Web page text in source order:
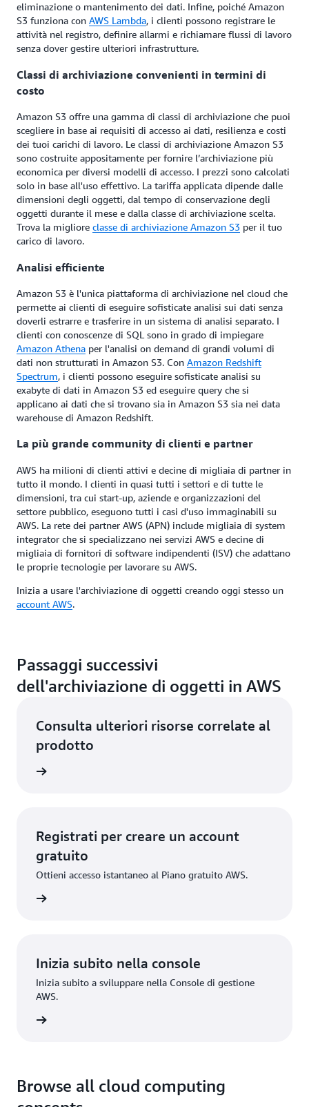
eliminazione o mantenimento dei dati. Infine, poiché Amazon
S3 funziona con AWS Lambda, i clienti possono registrare le
attività nel registro, definire allarmi e richiamare flussi di lavoro
senza dover gestire ulteriori infrastrutture.
Classi di archiviazione convenienti in termini di
costo
Amazon S3 offre una gamma di classi di archiviazione che puoi
scegliere in base ai requisiti di accesso ai dati, resilienza e costi
dei tuoi carichi di lavoro. Le classi di archiviazione Amazon S3
sono costruite appositamente per fornire l’archiviazione più
economica per diversi modelli di accesso. I prezzi sono calcolati
solo in base all'uso effettivo. La tariffa applicata dipende dalle
dimensioni degli oggetti, dal tempo di conservazione degli
oggetti durante il mese e dalla classe di archiviazione scelta.
Trova la migliore classe di archiviazione Amazon S3 per il tuo
carico di lavoro.
Analisi efficiente
Amazon S3 è l'unica piattaforma di archiviazione nel cloud che
permette ai clienti di eseguire sofisticate analisi sui dati senza
doverli estrarre e trasferire in un sistema di analisi separato. I
clienti con conoscenze di SQL sono in grado di impiegare
Amazon Athena per l'analisi on demand di grandi volumi di
dati non strutturati in Amazon S3. Con Amazon Redshift
Spectrum, i clienti possono eseguire sofisticate analisi su
exabyte di dati in Amazon S3 ed eseguire query che si
applicano ai dati che si trovano sia in Amazon S3 sia nei data
warehouse di Amazon Redshift.
La più grande community di clienti e partner
AWS ha milioni di clienti attivi e decine di migliaia di partner in
tutto il mondo. I clienti in quasi tutti i settori e di tutte le
dimensioni, tra cui start-up, aziende e organizzazioni del
settore pubblico, eseguono tutti i casi d'uso immaginabili su
AWS. La rete dei partner AWS (APN) include migliaia di system
integrator che si specializzano nei servizi AWS e decine di
migliaia di fornitori di software indipendenti (ISV) che adattano
le proprie tecnologie per lavorare su AWS.
Inizia a usare l'archiviazione di oggetti creando oggi stesso un
account AWS.
Passaggi successivi
dell'archiviazione di oggetti in AWS
Consulta ulteriori risorse correlate al
prodotto
Registrati per creare un account
gratuito
Ottieni accesso istantaneo al Piano gratuito AWS.
Inizia subito nella console
Inizia subito a sviluppare nella Console di gestione
AWS.
Browse all cloud computing